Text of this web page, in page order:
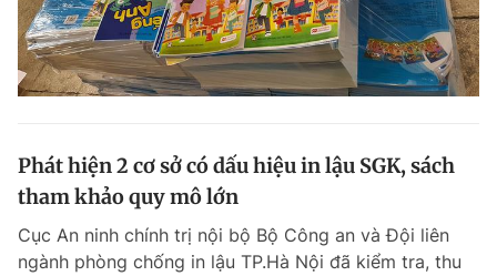
Phát hiện 2 cơ sở có dấu hiệu in lậu SGK, sách
tham khảo quy mô lớn
Cục An ninh chính trị nội bộ Bộ Công an và Đội liên
ngành phòng chống in lậu TP.Hà Nội đã kiểm tra, thu